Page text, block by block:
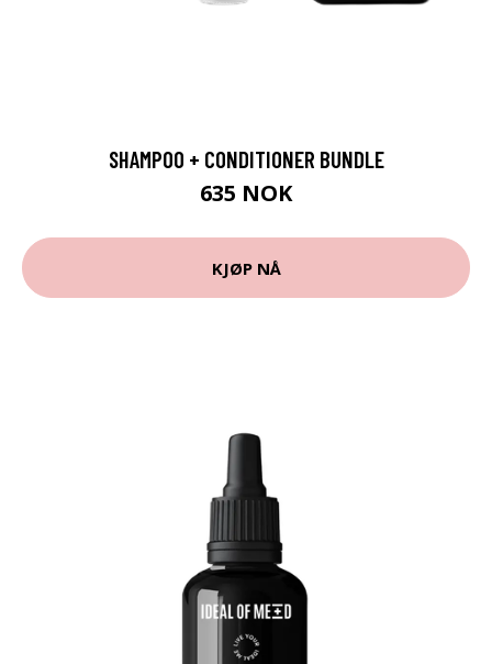
SHAMPOO + CONDITIONER BUNDLE
635 NOK
KJØP NÅ